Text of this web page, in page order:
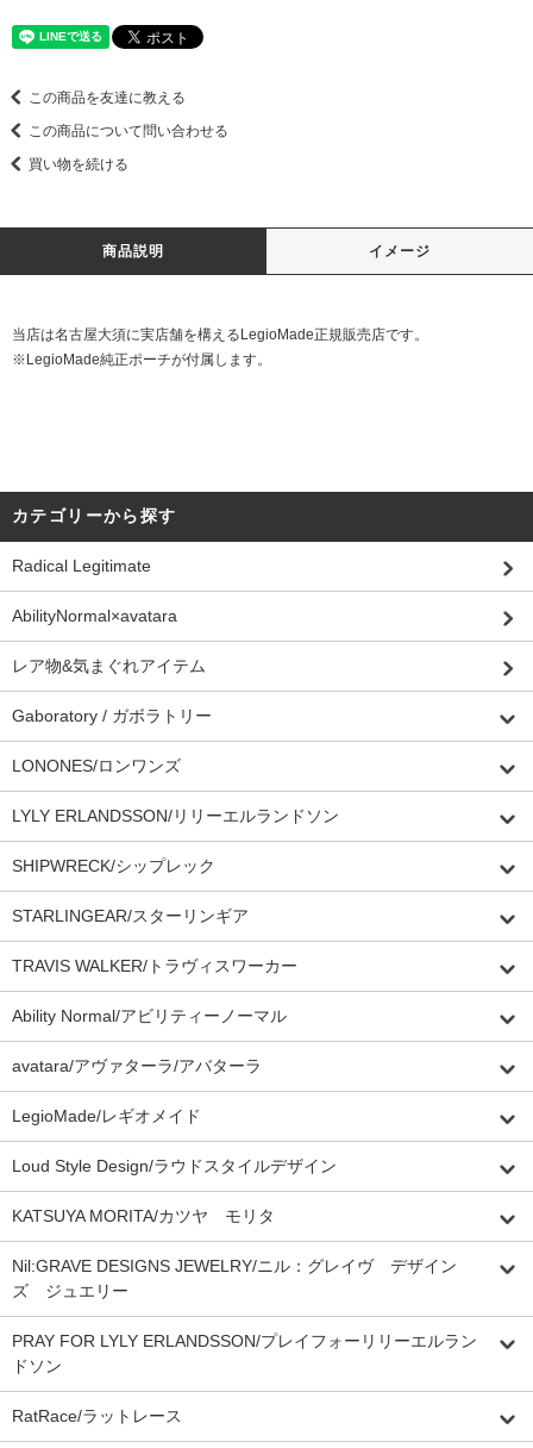
この商品を友達に教える
この商品について問い合わせる
買い物を続ける
商品説明 イメージ
当店は名古屋大須に実店舗を構えるLegioMade正規販売店です。
※LegioMade純正ポーチが付属します。
カテゴリーから探す
Radical Legitimate
AbilityNormal×avatara
レア物&気まぐれアイテム
Gaboratory / ガボラトリー
LONONES/ロンワンズ
LYLY ERLANDSSON/リリーエルランドソン
SHIPWRECK/シップレック
STARLINGEAR/スターリンギア
TRAVIS WALKER/トラヴィスワーカー
Ability Normal/アビリティーノーマル
avatara/アヴァターラ/アバターラ
LegioMade/レギオメイド
Loud Style Design/ラウドスタイルデザイン
KATSUYA MORITA/カツヤ モリタ
Nil:GRAVE DESIGNS JEWELRY/ニル：グレイヴ デザイン
ズ ジュエリー
PRAY FOR LYLY ERLANDSSON/プレイフォーリリーエルラン
ドソン
RatRace/ラットレース